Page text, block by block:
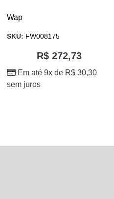
Wap
SKU: FW008175
R$ 272,73
Em até 9x de R$ 30,30
sem juros